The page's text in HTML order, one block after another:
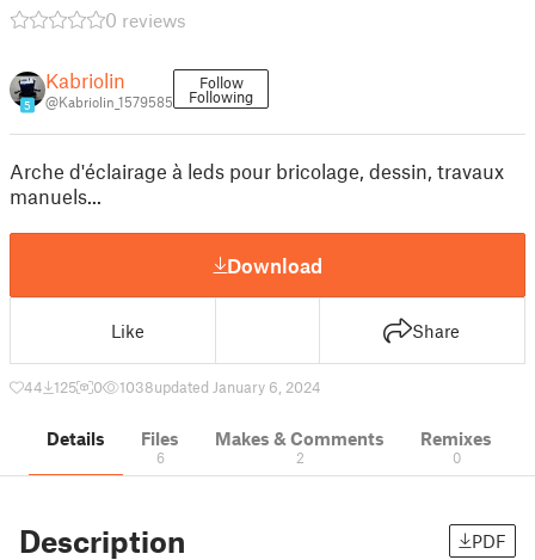
0 reviews
5
Kabriolin
@Kabriolin_1579585
Follow
Following
Arche d'éclairage à leds pour bricolage, dessin, travaux
manuels...
Download
Like Share
44 125 0 1038updated January 6, 2024
Details Files
6
Makes & Comments
2
Remixes
0
Description PDF